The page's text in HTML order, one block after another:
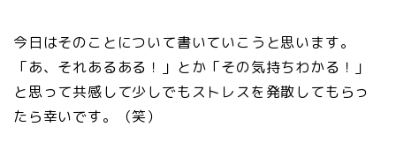
今日はそのことについて書いていこうと思います。
「あ、それあるある！」とか「その気持ちわかる！」
と思って共感して少しでもストレスを発散してもらっ
たら幸いです。（笑）